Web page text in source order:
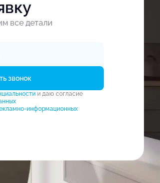
все детали
звонок
и даю согласие
информационных